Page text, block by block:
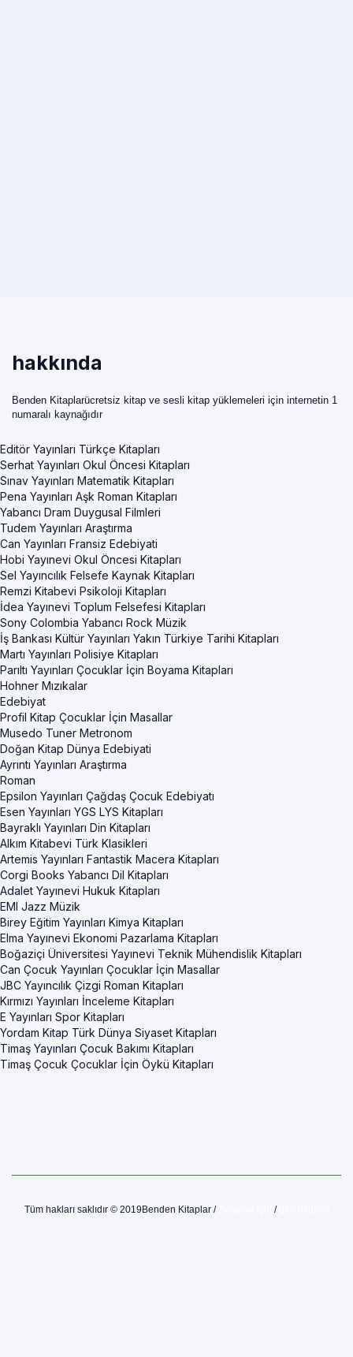
hakkında
Benden Kitaplarücretsiz kitap ve sesli kitap yüklemeleri için internetin 1
numaralı kaynağıdır
Editör Yayınları Türkçe Kitapları
Serhat Yayınları Okul Öncesi Kitapları
Sınav Yayınları Matematik Kitapları
Pena Yayınları Aşk Roman Kitapları
Yabancı Dram Duygusal Filmleri
Tudem Yayınları Araştırma
Can Yayınları Fransiz Edebiyati
Hobi Yayınevi Okul Öncesi Kitapları
Sel Yayıncılık Felsefe Kaynak Kitapları
Remzi Kitabevi Psikoloji Kitapları
İdea Yayınevi Toplum Felsefesi Kitapları
Sony Colombia Yabancı Rock Müzik
İş Bankası Kültür Yayınları Yakın Türkiye Tarihi Kitapları
Martı Yayınları Polisiye Kitapları
Parıltı Yayınları Çocuklar İçin Boyama Kitapları
Hohner Mızıkalar
Edebiyat
Profil Kitap Çocuklar İçin Masallar
Musedo Tuner Metronom
Doğan Kitap Dünya Edebiyati
Ayrıntı Yayınları Araştırma
Roman
Epsilon Yayınları Çağdaş Çocuk Edebiyatı
Esen Yayınları YGS LYS Kitapları
Bayraklı Yayınları Din Kitapları
Alkım Kitabevi Türk Klasikleri
Artemis Yayınları Fantastik Macera Kitapları
Corgi Books Yabancı Dil Kitapları
Adalet Yayınevi Hukuk Kitapları
EMI Jazz Müzik
Birey Eğitim Yayınları Kimya Kitapları
Elma Yayınevi Ekonomi Pazarlama Kitapları
Boğaziçi Üniversitesi Yayınevi Teknik Mühendislik Kitapları
Can Çocuk Yayınları Çocuklar İçin Masallar
JBC Yayıncılık Çizgi Roman Kitapları
Kırmızı Yayınları İnceleme Kitapları
E Yayınları Spor Kitapları
Yordam Kitap Türk Dünya Siyaset Kitapları
Timaş Yayınları Çocuk Bakımı Kitapları
Timaş Çocuk Çocuklar İçin Öykü Kitapları
Tüm hakları saklıdır © 2019Benden Kitaplar / /